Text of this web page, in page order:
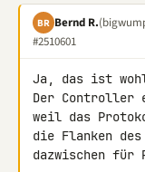
BR Bernd R.
#2510601
Ja, das ist
Der Controller
weil das
die Flanken
dazwischen für